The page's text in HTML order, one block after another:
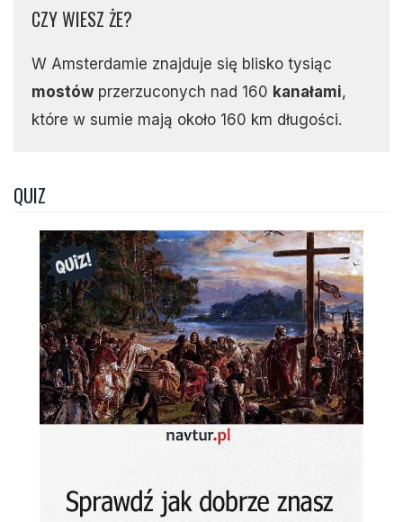
CZY WIESZ ŻE?
W Amsterdamie znajduje się blisko tysiąc
mostów przerzuconych nad 160 kanałami,
które w sumie mają około 160 km długości.
QUIZ